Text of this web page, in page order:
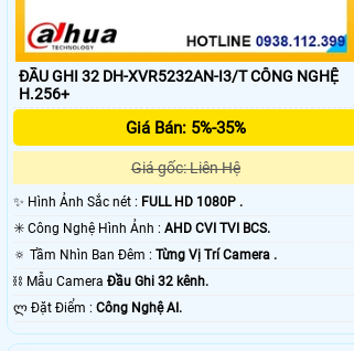
ĐẦU GHI 32 DH-XVR5232AN-I3/T CÔNG NGHỆ
H.256+
Giá Bán: 5%-35%
Giá gốc: Liên Hệ
✨ Hình Ảnh Sắc nét : FULL HD 1080P .
✳️ Công Nghệ Hình Ảnh : AHD CVI TVI BCS.
🔅 Tầm Nhìn Ban Đêm : Từng Vị Trí Camera .
⛓ Mẫu Camera Đầu Ghi 32 kênh.
️ლ Đặt Điểm : Công Nghệ AI.